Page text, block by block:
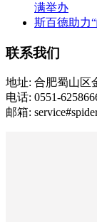
满举办
斯百德助力
联系我们
地址: 合肥蜀山区
电话: 0551-
邮箱: